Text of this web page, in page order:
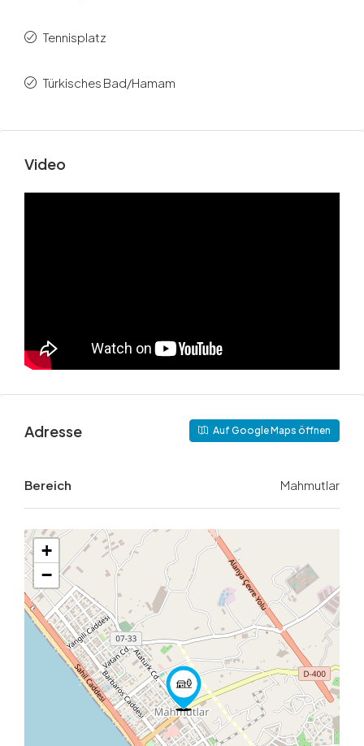
Tennisplatz
Türkisches Bad/Hamam
Video
Adresse Auf Google Maps öffnen
Bereich Mahmutlar
+
−